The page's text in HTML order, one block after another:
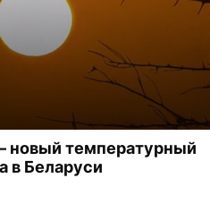
новый температурный
в Беларуси